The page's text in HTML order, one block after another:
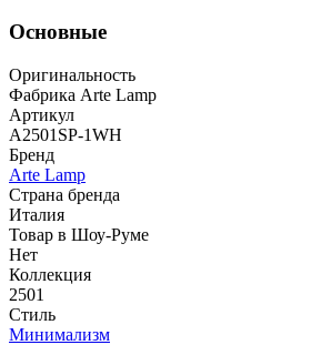
Основные
Оригинальность
Фабрика Arte Lamp
Артикул
A2501SP-1WH
Бренд
Arte Lamp
Страна бренда
Италия
Товар в Шоу-Руме
Нет
Коллекция
2501
Стиль
Минимализм